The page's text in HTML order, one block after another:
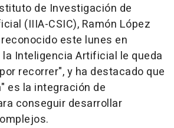
de Investigación de
(IIIA-CSIC), Ramón López
este lunes en
la Inteligencia Artificial le queda
recorrer", y ha destacado que
es la integración de
conseguir desarrollar